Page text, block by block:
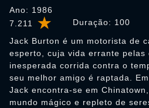
7.211 Duração: 100
Ano: 1986
Jack Burton é um motorista de
esperto, cuja vida errante pelas
inesperada corrida contra o
seu melhor amigo é raptada.
Jack encontra-se em
mundo mágico e repleto de